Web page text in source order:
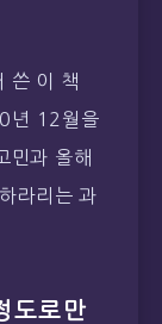
쓴 이 책
년 12월을
민과 올해
라리는 과
도로만